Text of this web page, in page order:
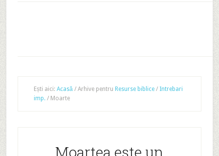
Ești aici: Acasă /Arhive pentru Resurse biblice / Intrebari
imp. /Moarte
Moartea este un